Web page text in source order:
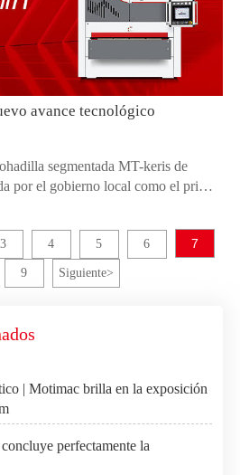
avance tecnológico
segmentada MT-keris de
por el gobierno local como el primer
3 4 5 6 7
9 Siguiente>
| Motimac brilla en la exposición
perfectamente la